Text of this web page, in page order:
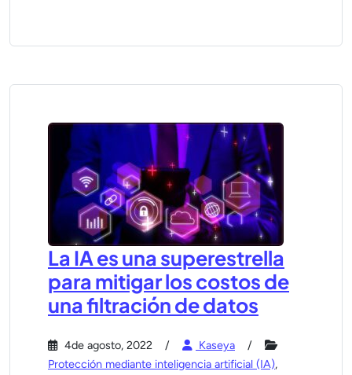
La IA es una superestrella
para mitigar los costos de
una filtración de datos
4de agosto, 2022
Kaseya
Protección mediante inteligencia artificial (IA),